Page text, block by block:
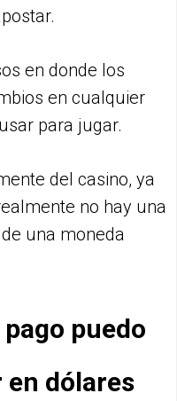
en donde los
en cualquier
para jugar.
del casino, ya
no hay una
una moneda
puedo
en dólares